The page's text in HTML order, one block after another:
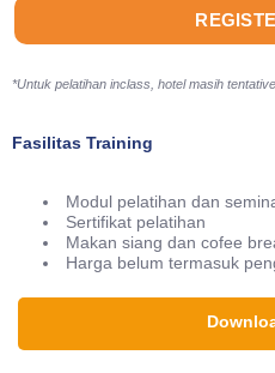
*Untuk pelatihan inclass, hotel masih tentative
Fasilitas Training
Modul pelatihan dan
Sertifikat pelatihan
Makan siang dan cofee
Harga belum termasuk